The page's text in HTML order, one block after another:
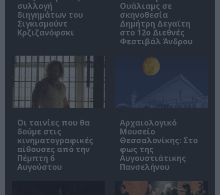
συλλογή
διηγημάτων του
Σιγκισμούντ
Κρζιζανόφσκι
Ουάλιαμς σε
σκηνοθεσία
Δημήτρη Δεγαΐτη
στο 12ο Διεθνές
Φεστιβάλ Άνδρου
Οι ταινίες που θα
δούμε στις
κινηματογραφικές
αίθουσες από την
Πέμπτη 6
Αυγούστου
Αρχαιολογικό
Μουσείο
Θεσσαλονίκης: Στο
φως της
Αυγουστιάτικης
Πανσελήνου